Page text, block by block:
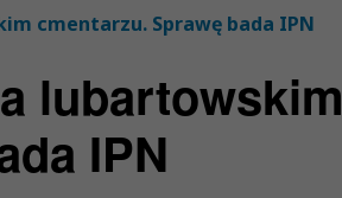
cmentarzu. Sprawę bada IPN
lubartowskim
IPN